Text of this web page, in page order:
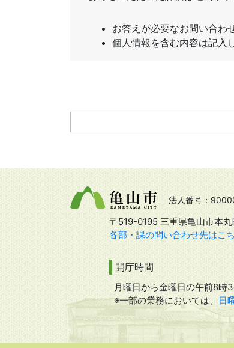
法人番号：
〒519-0195 三重県亀山市本
各部・課の問い合わせ先はこ
開庁時間
月曜日から金曜日の午前8時
※一部の業務においては、
日